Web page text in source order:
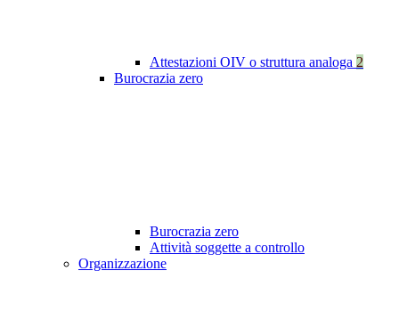
Attestazioni OIV o struttura analoga 2
Burocrazia zero
Burocrazia zero
Attività soggette a controllo
Organizzazione